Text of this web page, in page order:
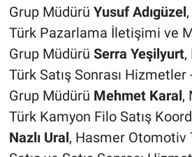
Grup Müdürü Yusuf Adıgüzel
Türk Pazarlama İletişimi ve
Grup Müdürü Serra Yeşilyurt,
Türk Satış Sonrası
Grup Müdürü Mehmet Karal,
Türk Kamyon Filo Satış
Nazlı Ural, Hasmer Otomotiv